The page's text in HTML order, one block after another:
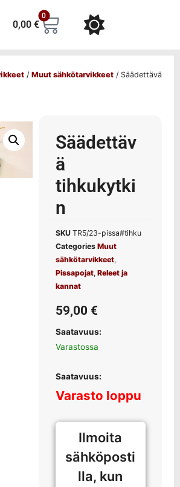
0,00 €
0
/ Muut sähkötarvikkeet / Säädettävä
Säädettäv
ä
tihkukytki
n
SKU TR5/23-pissa#tihku
Categories Muut
sähkötarvikkeet,
Pissapojat, Releet ja
kannat
59,00 €
Saatavuus:
Varastossa
Saatavuus:
Varasto loppu
Ilmoita
sähköposti
lla, kun